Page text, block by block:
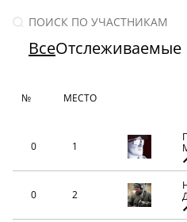
ВсеОтслеживаемые
№ МЕСТО
0 1
0 2